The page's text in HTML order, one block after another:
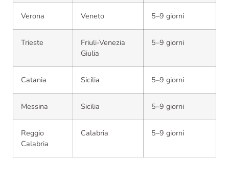
Verona Veneto 5–9 giorni
Trieste
Friuli-Venezia
Giulia
5–9 giorni
Catania Sicilia 5–9 giorni
Messina Sicilia 5–9 giorni
Reggio
Calabria
Calabria 5–9 giorni